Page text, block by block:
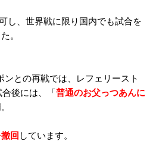
し、世界戦に限り国内でも試合を
。
との再戦では、レフェリースト
後には、「普通のお父っつあんに
回 しています。